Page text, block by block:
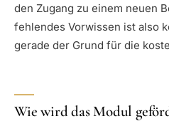
den Zugang zu einem neuen
fehlendes Vorwissen ist also
gerade der Grund für die
Wie wird das Modul